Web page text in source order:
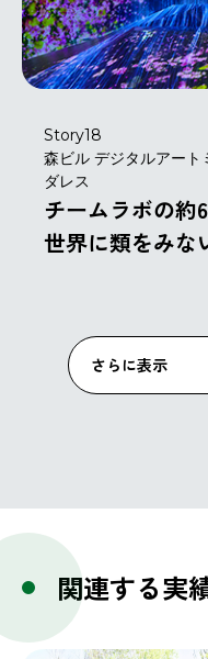
Story18
森ビル デジタルアート
ダレス
チームラボの約
世界に類をみな
さらに表示
関連する実